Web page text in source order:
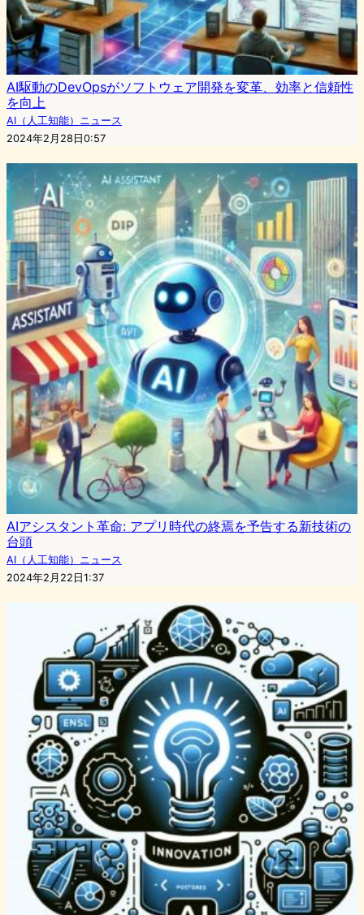
AI駆動のDevOpsがソフトウェア開発を変革、効率と信頼性
を向上
AI（人工知能）ニュース
2024年2月28日0:57
AIアシスタント革命: アプリ時代の終焉を予告する新技術の
台頭
AI（人工知能）ニュース
2024年2月22日1:37